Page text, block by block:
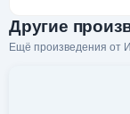
Другие
Ещё произведения от